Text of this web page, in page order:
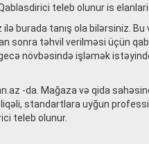
teleb olunur is
ilə burada tanış ola bilərsiniz.
sonra təhvil verilməsi üçün
növbəsində işləmək
-da. Mağaza və qida
standartlara uyğun
teleb olunur.